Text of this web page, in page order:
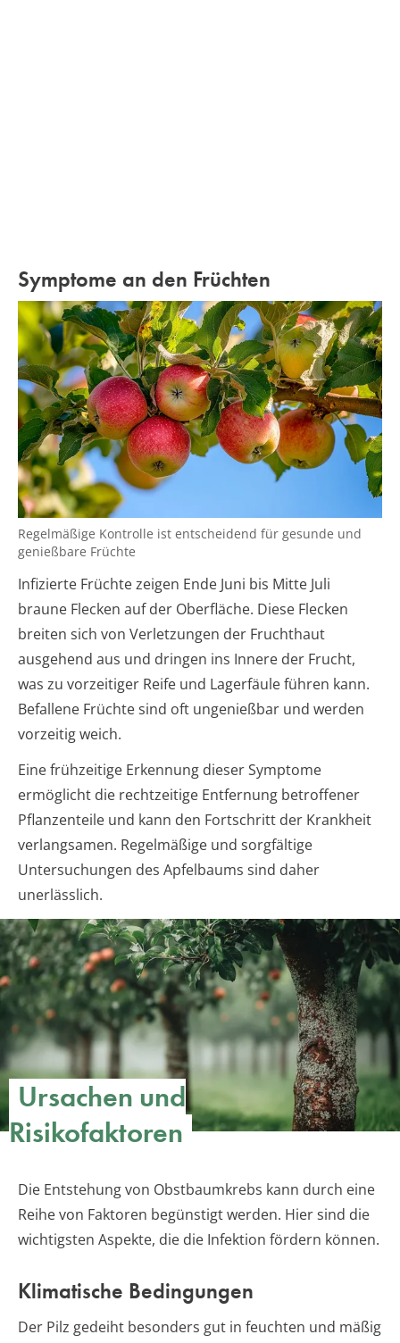
Symptome an den Früchten
Regelmäßige Kontrolle ist entscheidend für gesunde und
genießbare Früchte
Infizierte Früchte zeigen Ende Juni bis Mitte Juli
braune Flecken auf der Oberfläche. Diese Flecken
breiten sich von Verletzungen der Fruchthaut
ausgehend aus und dringen ins Innere der Frucht,
was zu vorzeitiger Reife und Lagerfäule führen kann.
Befallene Früchte sind oft ungenießbar und werden
vorzeitig weich.
Eine frühzeitige Erkennung dieser Symptome
ermöglicht die rechtzeitige Entfernung betroffener
Pflanzenteile und kann den Fortschritt der Krankheit
verlangsamen. Regelmäßige und sorgfältige
Untersuchungen des Apfelbaums sind daher
unerlässlich.
Ursachen und
Risikofaktoren
Die Entstehung von Obstbaumkrebs kann durch eine
Reihe von Faktoren begünstigt werden. Hier sind die
wichtigsten Aspekte, die die Infektion fördern können.
Klimatische Bedingungen
Der Pilz gedeiht besonders gut in feuchten und mäßig